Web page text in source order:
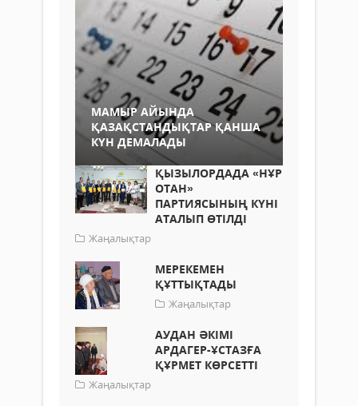
МАМЫР АЙЫНДА
ҚАЗАҚСТАНДЫҚТАР ҚАНША
КҮН ДЕМАЛАДЫ
ҚЫЗЫЛОРДАДА «НҰР
ОТАН»
ПАРТИЯСЫНЫҢ КҮНІ
АТАЛЫП ӨТІЛДІ
Жаңалықтар
МЕРЕКЕМЕН
ҚҰТТЫҚТАДЫ
Жаңалықтар
АУДАН ӘКІМІ
АРДАГЕР-ҰСТАЗҒА
ҚҰРМЕТ КӨРСЕТТІ
Жаңалықтар